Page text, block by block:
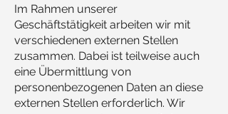
Im Rahmen unserer
Geschäftstätigkeit arbeiten wir mit
verschiedenen externen Stellen
zusammen. Dabei ist teilweise auch
eine Übermittlung von
personenbezogenen Daten an diese
externen Stellen erforderlich. Wir